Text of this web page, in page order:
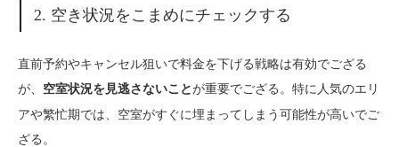
2. 空き状況をこまめにチェックする
直前予約やキャンセル狙いで料金を下げる戦略は有効でござる
が、 空室状況を見逃さないことが重要でござる。特に人気のエリ
アや繁忙期では、空室がすぐに埋まってしまう可能性が高いでご
ざる。